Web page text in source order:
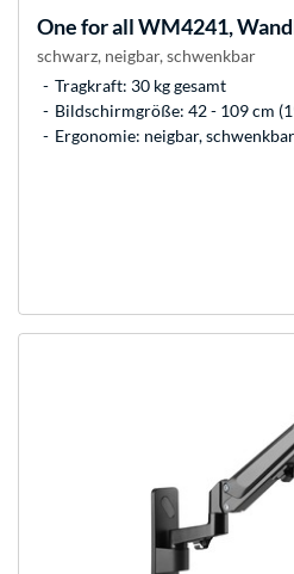
One for allWM4241,
schwarz, neigbar, schwenkbar
Tragkraft: 30 kg gesamt
Bildschirmgröße: 42 - 109 cm
Ergonomie: neigbar, schwenkbar